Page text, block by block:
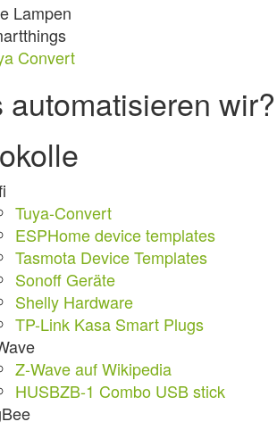
Lampen
Convert
automatisieren wir?
Tuya-Convert
ESPHome device templates
Tasmota Device Templates
Sonoff Geräte
Shelly Hardware
TP-Link Kasa Smart Plugs
Z-Wave auf Wikipedia
HUSBZB-1 Combo USB stick